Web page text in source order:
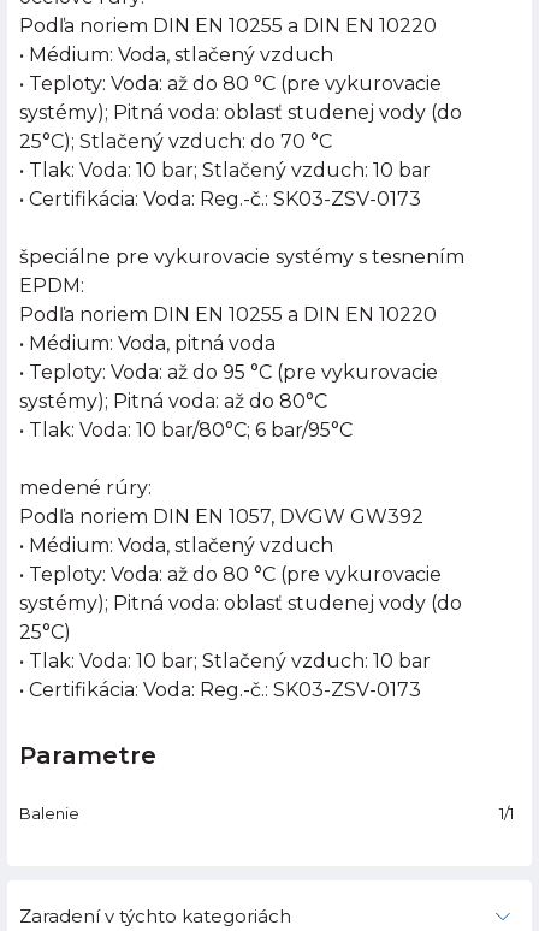
Podľa noriem DIN EN 10255 a DIN EN 10220
• Médium: Voda, stlačený vzduch
• Teploty: Voda: až do 80 °C (pre vykurovacie
systémy); Pitná voda: oblasť studenej vody (do
25°C); Stlačený vzduch: do 70 °C
• Tlak: Voda: 10 bar; Stlačený vzduch: 10 bar
• Certifikácia: Voda: Reg.-č.: SK03-ZSV-0173
špeciálne pre vykurovacie systémy s tesnením
EPDM:
Podľa noriem DIN EN 10255 a DIN EN 10220
• Médium: Voda, pitná voda
• Teploty: Voda: až do 95 °C (pre vykurovacie
systémy); Pitná voda: až do 80°C
• Tlak: Voda: 10 bar/80°C; 6 bar/95°C
medené rúry:
Podľa noriem DIN EN 1057, DVGW GW392
• Médium: Voda, stlačený vzduch
• Teploty: Voda: až do 80 °C (pre vykurovacie
systémy); Pitná voda: oblasť studenej vody (do
25°C)
• Tlak: Voda: 10 bar; Stlačený vzduch: 10 bar
• Certifikácia: Voda: Reg.-č.: SK03-ZSV-0173
Parametre
Balenie 1/1
Zaradení v týchto kategoriách